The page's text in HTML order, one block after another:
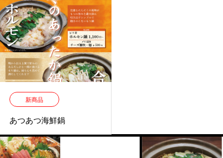
新商品
あつあつ海鮮鍋